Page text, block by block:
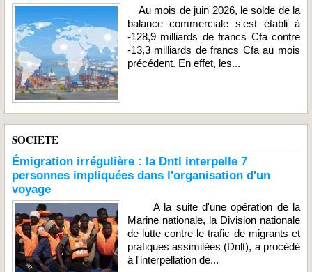
Au mois de juin 2026, le solde de la
balance commerciale s'est établi à
-128,9 milliards de francs Cfa contre
-13,3 milliards de francs Cfa au mois
précédent. En effet, les...
SOCIETE
Émigration irrégulière : la Dntl interpelle 7
personnes impliquées dans l'organisation d'un
voyage
A la suite d'une opération de la
Marine nationale, la Division nationale
de lutte contre le trafic de migrants et
pratiques assimilées (Dnlt), a procédé
à l'interpellation de...